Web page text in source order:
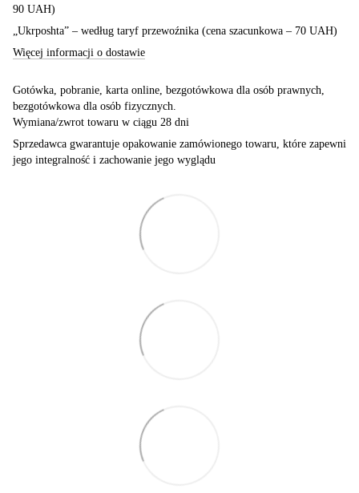
90 UAH)
„Ukrposhta” – według taryf przewoźnika (cena szacunkowa – 70 UAH)
Więcej informacji o dostawie
Gotówka, pobranie, karta online, bezgotówkowa dla osób prawnych,
bezgotówkowa dla osób fizycznych.
Wymiana/zwrot towaru w ciągu 28 dni
Sprzedawca gwarantuje opakowanie zamówionego towaru, które zapewni
jego integralność i zachowanie jego wyglądu